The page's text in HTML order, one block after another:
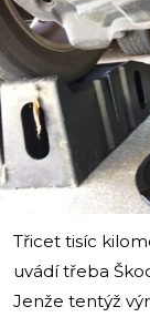
Třicet tisíc
uvádí třeba
Jenže tentýž